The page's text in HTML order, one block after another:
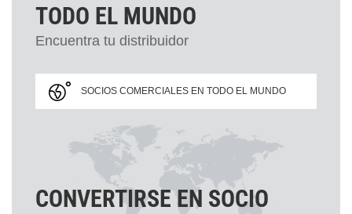
TODO EL MUNDO
Encuentra tu distribuidor
SOCIOS COMERCIALES EN TODO EL MUNDO
CONVERTIRSE EN SOCIO